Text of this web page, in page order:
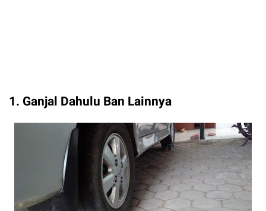
1. Ganjal Dahulu Ban Lainnya